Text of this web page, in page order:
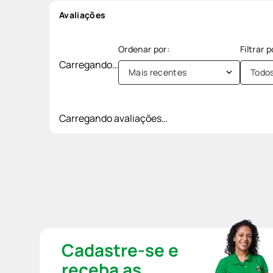
Avaliações
Carregando…
Mais recentes
Carregando avaliações…
Cadastre-se e